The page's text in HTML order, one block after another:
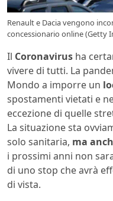
Renault e Dacia vengono
concessionario online (Getty
Il Coronavirus ha
vivere di tutti. La
Mondo a imporre un
spostamenti vietati e
eccezione di quelle
La situazione sta
solo sanitaria, ma
i prossimi anni non
di uno stop che avrà
di vista.